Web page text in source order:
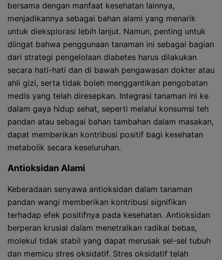
bersama dengan manfaat kesehatan lainnya,
menjadikannya sebagai bahan alami yang menarik
untuk dieksplorasi lebih lanjut. Namun, penting untuk
diingat bahwa penggunaan tanaman ini sebagai bagian
dari strategi pengelolaan diabetes harus dilakukan
secara hati-hati dan di bawah pengawasan dokter atau
ahli gizi, serta tidak boleh menggantikan pengobatan
medis yang telah diresepkan. Integrasi tanaman ini ke
dalam gaya hidup sehat, seperti melalui konsumsi teh
pandan atau sebagai bahan tambahan dalam masakan,
dapat memberikan kontribusi positif bagi kesehatan
metabolik secara keseluruhan.
Antioksidan Alami
Keberadaan senyawa antioksidan dalam tanaman
pandan wangi memberikan kontribusi signifikan
terhadap efek positifnya pada kesehatan. Antioksidan
berperan krusial dalam menetralkan radikal bebas,
molekul tidak stabil yang dapat merusak sel-sel tubuh
dan memicu stres oksidatif. Stres oksidatif telah